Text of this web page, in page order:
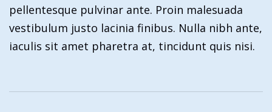
pellentesque pulvinar ante. Proin malesuada
vestibulum justo lacinia finibus. Nulla nibh ante,
iaculis sit amet pharetra at, tincidunt quis nisi.